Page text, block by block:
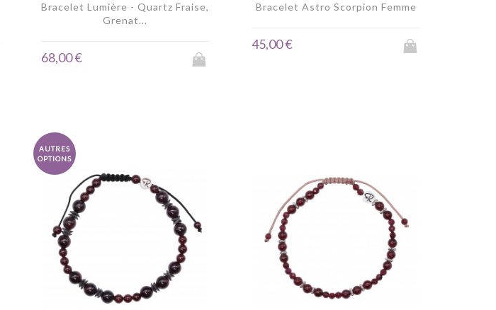
Bracelet Lumière - Quartz Fraise,
Grenat...
68,00 €
Bracelet Astro Scorpion Femme
45,00 €
AUTRES
OPTIONS